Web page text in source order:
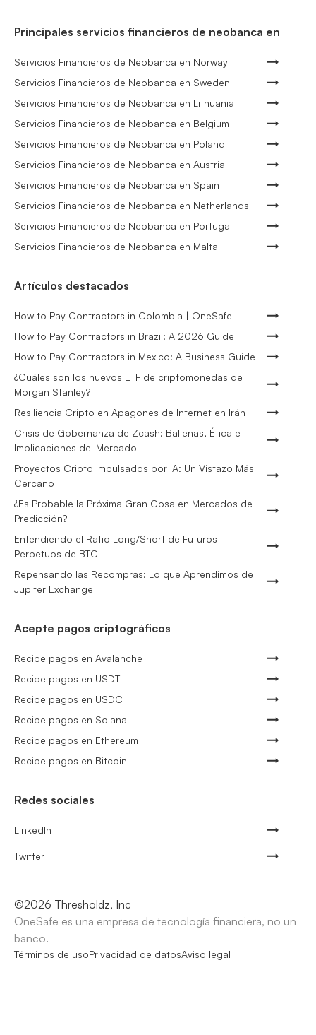
Principales servicios financieros de neobanca en
Servicios Financieros de Neobanca en Norway
Servicios Financieros de Neobanca en Sweden
Servicios Financieros de Neobanca en Lithuania
Servicios Financieros de Neobanca en Belgium
Servicios Financieros de Neobanca en Poland
Servicios Financieros de Neobanca en Austria
Servicios Financieros de Neobanca en Spain
Servicios Financieros de Neobanca en Netherlands
Servicios Financieros de Neobanca en Portugal
Servicios Financieros de Neobanca en Malta
Artículos destacados
How to Pay Contractors in Colombia | OneSafe
How to Pay Contractors in Brazil: A 2026 Guide
How to Pay Contractors in Mexico: A Business Guide
¿Cuáles son los nuevos ETF de criptomonedas de
Morgan Stanley?
Resiliencia Cripto en Apagones de Internet en Irán
Crisis de Gobernanza de Zcash: Ballenas, Ética e
Implicaciones del Mercado
Proyectos Cripto Impulsados por IA: Un Vistazo Más
Cercano
¿Es Probable la Próxima Gran Cosa en Mercados de
Predicción?
Entendiendo el Ratio Long/Short de Futuros
Perpetuos de BTC
Repensando las Recompras: Lo que Aprendimos de
Jupiter Exchange
Acepte pagos criptográficos
Recibe pagos en Avalanche
Recibe pagos en USDT
Recibe pagos en USDC
Recibe pagos en Solana
Recibe pagos en Ethereum
Recibe pagos en Bitcoin
Redes sociales
LinkedIn
Twitter
©2026 Thresholdz, Inc
OneSafe es una empresa de tecnología financiera, no un
banco.
Términos de usoPrivacidad de datosAviso legal